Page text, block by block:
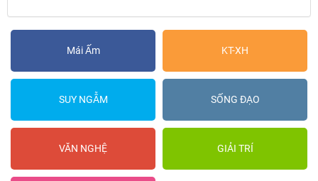
Mái Ấm KT-XH
SUY NGẪM SỐNG ĐẠO
VĂN NGHỆ GIẢI TRÍ